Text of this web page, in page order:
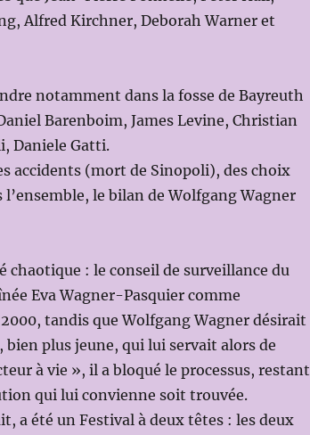
Alfred Kirchner, Deborah Warner et
notamment dans la fosse de Bayreuth
Barenboim, James Levine, Christian
Daniele Gatti.
accidents (mort de Sinopoli), des choix
le bilan de Wolfgang Wagner
chaotique : le conseil de surveillance du
Eva Wagner-Pasquier comme
tandis que Wolfgang Wagner désirait
plus jeune, qui lui servait alors de
à vie », il a bloqué le processus, restant
qui lui convienne soit trouvée.
a été un Festival à deux têtes : les deux